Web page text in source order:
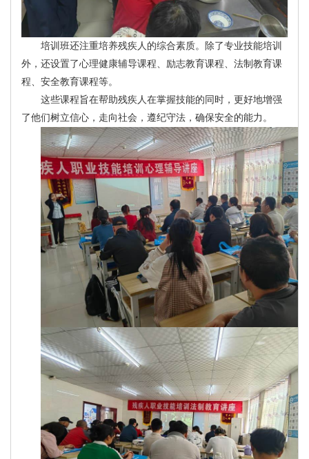
培训班还注重培养残疾人的综合素质。除了专业技能培训
外，还设置了心理健康辅导课程、励志教育课程、法制教育课
程、安全教育课程等。
这些课程旨在帮助残疾人在掌握技能的同时，更好地增强
了他们树立信心，走向社会，遵纪守法，确保安全的能力。